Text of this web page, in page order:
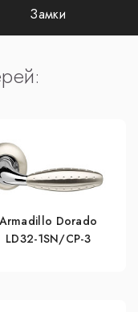
Замки
Armadillo Dorado
LD32-1SN/CP-3